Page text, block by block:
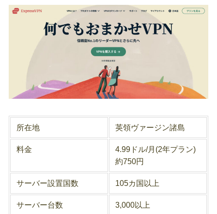
所在地 英領ヴァージン諸島
料金
4.99ドル/月(2年プラン)
約750円
サーバー設置国数 105カ国以上
サーバー台数 3,000以上